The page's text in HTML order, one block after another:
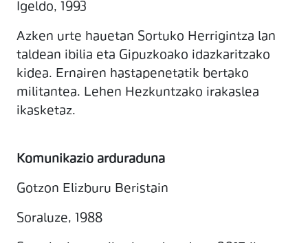
Igeldo, 1993
Azken urte hauetan Sortuko Herrigintza lan
taldean ibilia eta Gipuzkoako idazkaritzako
kidea. Ernairen hastapenetatik bertako
militantea. Lehen Hezkuntzako irakaslea
ikasketaz.
Komunikazio arduraduna
Gotzon Elizburu Beristain
Soraluze, 1988